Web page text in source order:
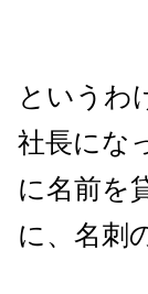
というわ
社長にな
に名前を
に、名刺